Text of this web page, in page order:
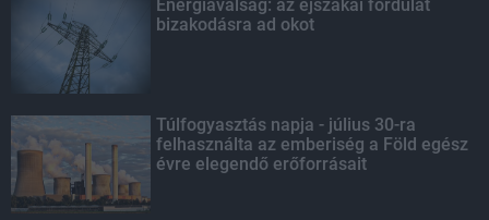
Energiaválság: az éjszakai fordulat
bizakodásra ad okot
Túlfogyasztás napja - július 30-ra
felhasználta az emberiség a Föld egész
évre elegendő erőforrásait